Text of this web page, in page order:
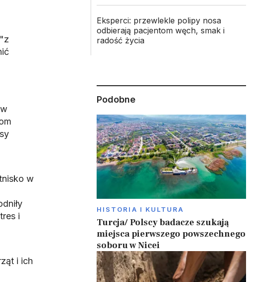
w
i
i ich
Eksperci: przewlekle polipy nosa
odbierają pacjentom węch, smak i
radość życia
Podobne
HISTORIA I KULTURA
Turcja/ Polscy badacze szukają
miejsca pierwszego powszechnego
soboru w Nicei